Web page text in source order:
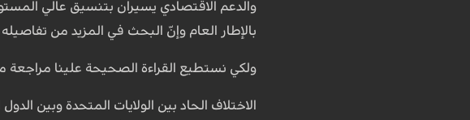
والدعم الاقتصادي يسيران بتنسيق عالي
بالإطار العام وإنّ البحث في المزيد من
ولكي نستطيع القراءة الصحيحة علينا مراجعة
الاختلاف الحاد بين الولايات المتحدة وبين